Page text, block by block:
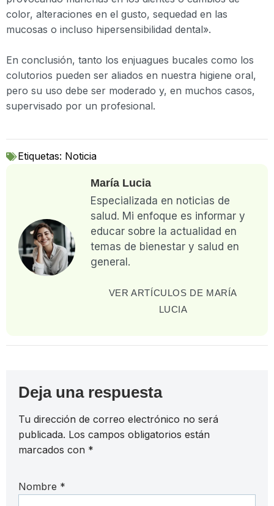
color, alteraciones en el gusto, sequedad en las
mucosas o incluso hipersensibilidad dental».
En conclusión, tanto los enjuagues bucales como los
colutorios pueden ser aliados en nuestra higiene oral,
pero su uso debe ser moderado y, en muchos casos,
supervisado por un profesional.
Etiquetas: Noticia
María Lucia
Especializada en noticias de
salud. Mi enfoque es informar y
educar sobre la actualidad en
temas de bienestar y salud en
general.
VER ARTÍCULOS DE MARÍA
LUCIA
Deja una respuesta
Tu dirección de correo electrónico no será
publicada. Los campos obligatorios están
marcados con *
Nombre *